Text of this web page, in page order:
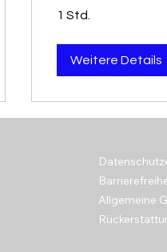
1 Std.
Weitere Details
Allgemeine